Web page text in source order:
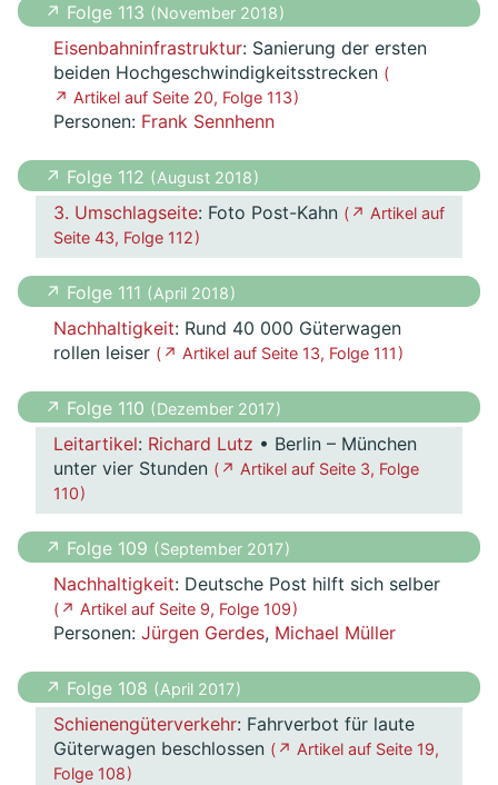
↗ Folge 113 ( November 2018 )
Eisenbahninfrastruktur: Sanierung der ersten
beiden Hochgeschwindigkeitsstrecken (
↗ Artikel auf Seite 20, Folge 113 )
Personen: Frank Sennhenn
↗ Folge 112 ( August 2018 )
3. Umschlagseite: Foto Post-Kahn ( ↗ Artikel auf
Seite 43, Folge 112 )
↗ Folge 111 ( April 2018 )
Nachhaltigkeit: Rund 40 000 Güterwagen
rollen leiser ( ↗ Artikel auf Seite 13, Folge 111 )
↗ Folge 110 ( Dezember 2017 )
Leitartikel: Richard Lutz • Berlin – München
unter vier Stunden ( ↗ Artikel auf Seite 3, Folge
110 )
↗ Folge 109 ( September 2017 )
Nachhaltigkeit: Deutsche Post hilft sich selber
( ↗ Artikel auf Seite 9, Folge 109 )
Personen: Jürgen Gerdes, Michael Müller
↗ Folge 108 ( April 2017 )
Schienengüterverkehr: Fahrverbot für laute
Güterwagen beschlossen ( ↗ Artikel auf Seite 19,
Folge 108 )